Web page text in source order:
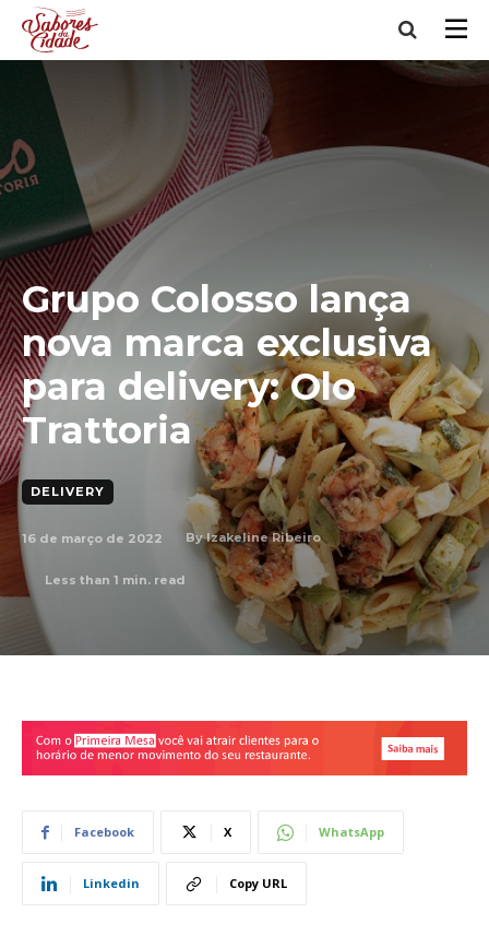
Grupo Colosso lança
nova marca exclusiva
para delivery: Olo
Trattoria
DELIVERY
16 de março de 2022 By Izakeline Ribeiro
Less than 1 min. read
Facebook X WhatsApp
Linkedin Copy URL